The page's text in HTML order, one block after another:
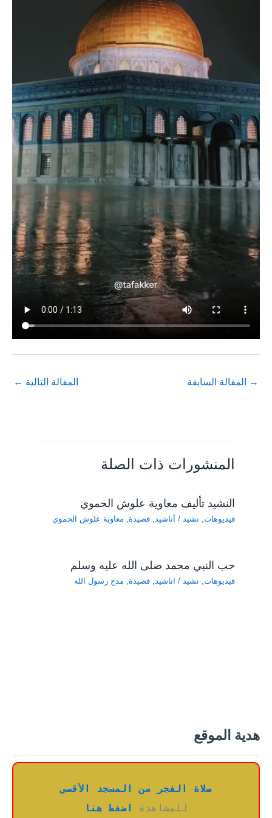
هدية الموقع
صلاة الفجر من المسجد الأقصى
للمشاهدة
اضغط هنا
→ المقالة السابقة المقالة التالية ←
المنشورات ذات الصلة
النشيد تأليف معاوية علوش الحموي
فيديوهات نشيد / أناشيد ,قصيدة معاوية علوش الحموي
حب النبي محمد صلى الله عليه وسلم
فيديوهات نشيد / اناشيد ,قصيدة مدح رسول الله